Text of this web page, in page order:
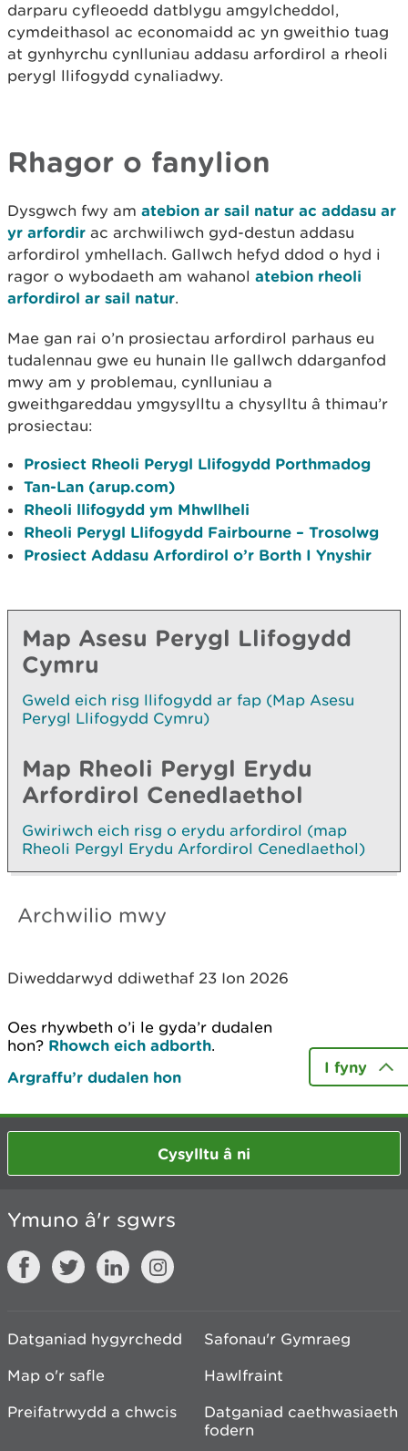
darparu cyfleoedd datblygu amgylcheddol,
cymdeithasol ac economaidd ac yn gweithio tuag
at gynhyrchu cynlluniau addasu arfordirol a rheoli
perygl llifogydd cynaliadwy.
Rhagor o fanylion
Dysgwch fwy am atebion ar sail natur ac addasu ar
yr arfordir ac archwiliwch gyd-destun addasu
arfordirol ymhellach. Gallwch hefyd ddod o hyd i
ragor o wybodaeth am wahanol atebion rheoli
arfordirol ar sail natur.
Mae gan rai o’n prosiectau arfordirol parhaus eu
tudalennau gwe eu hunain lle gallwch ddarganfod
mwy am y problemau, cynlluniau a
gweithgareddau ymgysylltu a chysylltu â thimau’r
prosiectau:
Prosiect Rheoli Perygl Llifogydd Porthmadog
Tan-Lan (arup.com)
Rheoli llifogydd ym Mhwllheli
Rheoli Perygl Llifogydd Fairbourne – Trosolwg
Prosiect Addasu Arfordirol o’r Borth I Ynyshir
Map Asesu Perygl Llifogydd
Cymru
Gweld eich risg llifogydd ar fap (Map Asesu
Perygl Llifogydd Cymru)
Map Rheoli Perygl Erydu
Arfordirol Cenedlaethol
Gwiriwch eich risg o erydu arfordirol (map
Rheoli Pergyl Erydu Arfordirol Cenedlaethol)
Archwilio mwy
Diweddarwyd ddiwethaf 23 Ion 2026
Oes rhywbeth o’i le gyda’r dudalen
hon? Rhowch eich adborth.
Argraffu’r dudalen hon
I fyny
Cysylltu â ni
Ymuno â'r sgwrs
Datganiad hygyrchedd
Safonau'r Gymraeg
Map o'r safle
Hawlfraint
Preifatrwydd a chwcis
Datganiad caethwasiaeth
fodern